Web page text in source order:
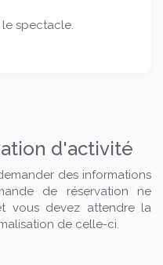
spectacle.
d'activité
des informations
de réservation ne
vous devez attendre la
de celle-ci.